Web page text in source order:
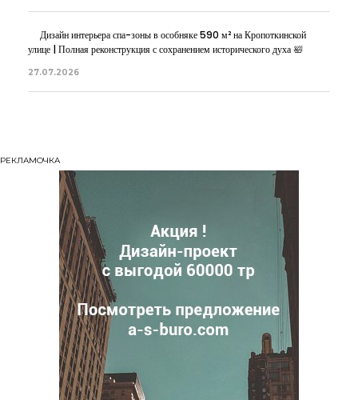
Дизайн интерьера спа-зоны в особняке 590 м² на Кропоткинской
улице | Полная реконструкция с сохранением исторического духа 🛀
27.07.2026
РЕКЛАМОЧКА